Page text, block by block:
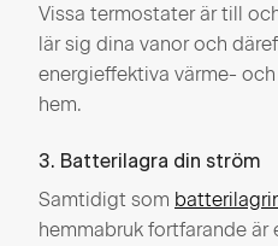
Vissa termostater är till
lär sig dina vanor och
energieffektiva värme-
hem.
3. Batterilagra din ström
Samtidigt som
hemmabruk fortfarande